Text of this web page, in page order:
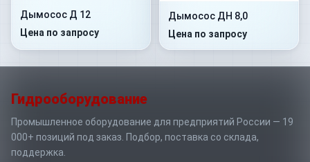
Дымосос Д 12
Цена по запросу
Дымосос ДН 8,0
Цена по запросу
Гидрооборудование
Промышленное оборудование для предприятий России — 19
000+ позиций под заказ. Подбор, поставка со склада,
поддержка.